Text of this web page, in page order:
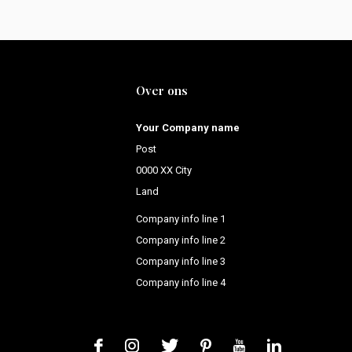
Over ons
Your Company name
Post
0000 XX City
Land
Company info line 1
Company info line 2
Company info line 3
Company info line 4